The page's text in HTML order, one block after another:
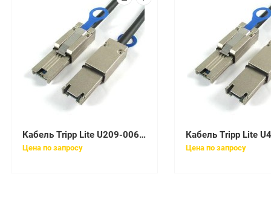
Кабель Tripp Lite U209-006-RJ45-X
Цена по запросу Цена по запросу